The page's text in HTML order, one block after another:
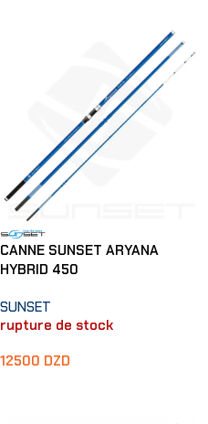
CANNE SUNSET ARYANA
HYBRID 450
SUNSET
rupture de stock
12500 DZD